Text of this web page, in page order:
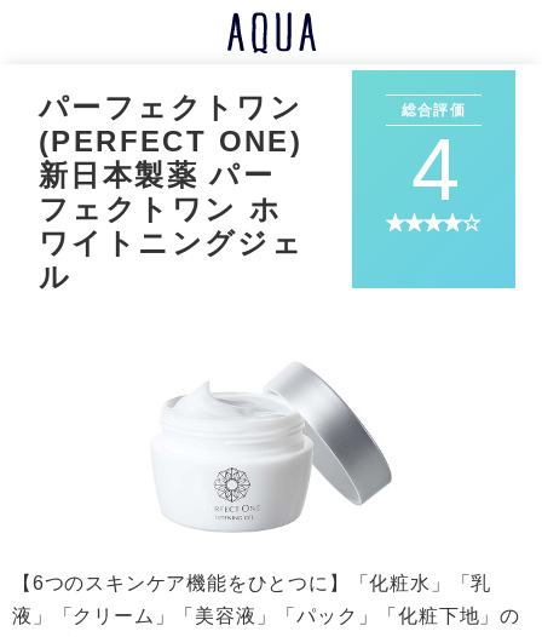
パーフェクトワン
(PERFECT ONE)
新日本製薬 パー
フェクトワン ホ
ワイトニングジェ
ル
総合評価
4
【6つのスキンケア機能をひとつに】「化粧水」「乳
液」「クリーム」「美容液」「パック」「化粧下地」の